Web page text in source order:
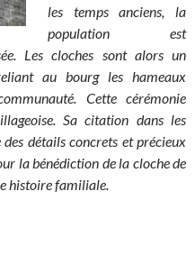
les temps anciens, la
population est
Les cloches sont alors un
au bourg les hameaux
Cette cérémonie
Sa citation dans les
détails concrets et précieux
la bénédiction de la cloche de
histoire familiale.
des cloches